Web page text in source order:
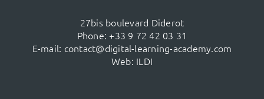
27bis boulevard Diderot
Phone: +33 9 72 42 03 31
E-mail: contact@digital-learning-academy.com
Web: ILDI